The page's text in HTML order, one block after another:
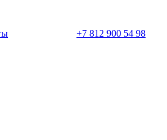
+7 812 900 54 98